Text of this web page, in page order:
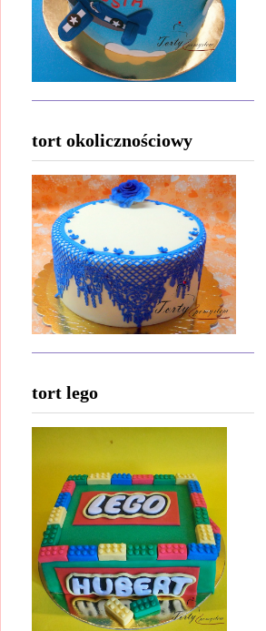
tort okolicznościowy
tort lego